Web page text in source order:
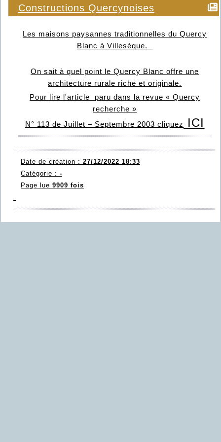
Constructions Quercynoises
Les maisons paysannes traditionnelles du Quercy
Blanc à Villesèque.
On sait à quel point le Quercy Blanc offre une
architecture rurale riche et originale.
Pour lire l'article paru dans la revue « Quercy
recherche »
N° 113 de Juillet – Septembre 2003 cliquez
ICI
Date de création : 27/12/2022 18:33
Catégorie : -
Page lue 9909 fois